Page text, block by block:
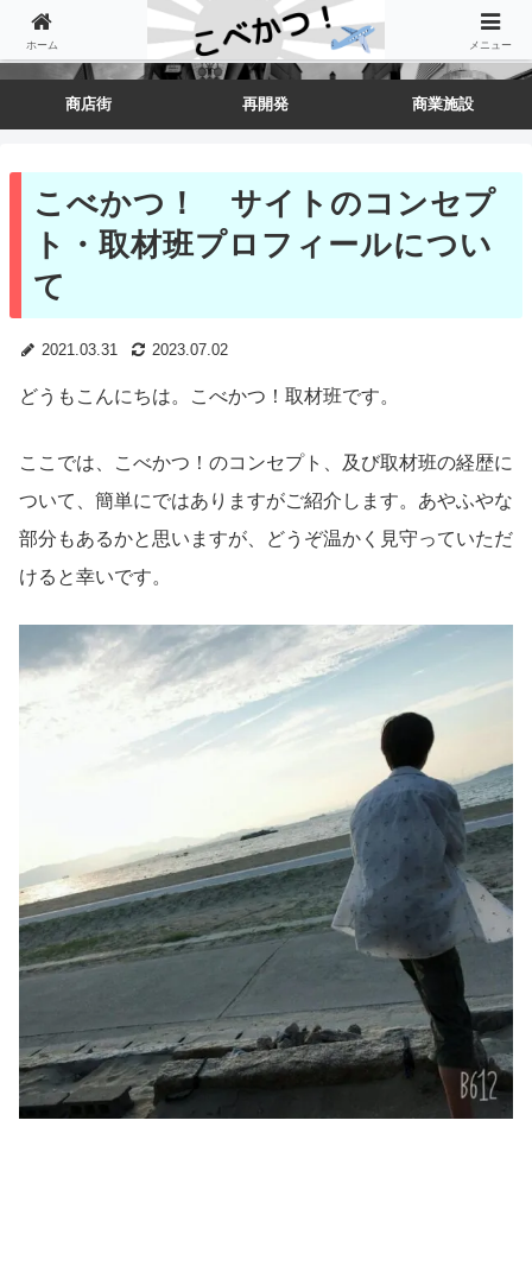
商店街 再開発 商業施設
こべかつ！ サイトのコンセプ
ト・取材班プロフィールについ
て
2021.03.31 2023.07.02
どうもこんにちは。こべかつ！取材班です。
ここでは、こべかつ！のコンセプト、及び取材班の経歴に
ついて、簡単にではありますがご紹介します。あやふやな
部分もあるかと思いますが、どうぞ温かく見守っていただ
けると幸いです。
ホーム メニュー